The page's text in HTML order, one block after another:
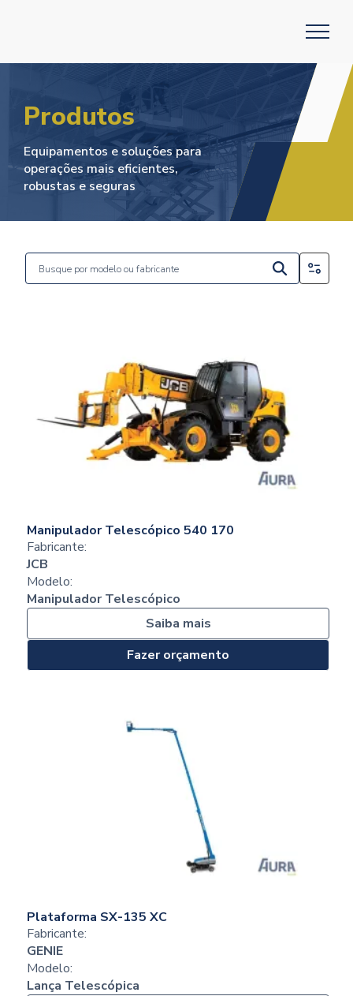
Produtos
Equipamentos e soluções para
operações mais eficientes,
robustas e seguras
Manipulador Telescópico 540 170
Fabricante:
JCB
Modelo:
Manipulador Telescópico
Saiba mais
Fazer orçamento
Plataforma SX-135 XC
Fabricante:
GENIE
Modelo:
Lança Telescópica